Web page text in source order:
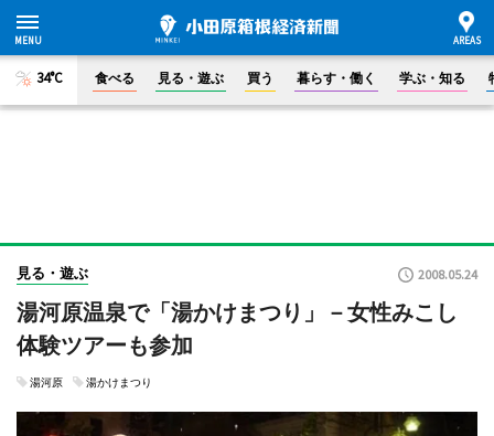
34°C 食べる 見る・遊ぶ 買う 暮らす・働く 学ぶ・知る
見る・遊ぶ 2008.05.24
湯河原温泉で「湯かけまつり」－女性みこし
体験ツアーも参加
湯河原 湯かけまつり